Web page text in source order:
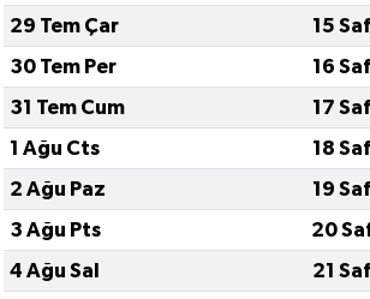
29 Tem Çar
15
30 Tem Per
16
31 Tem Cum
17
1 Ağu Cts
18
2 Ağu Paz
19
3 Ağu Pts
20
4 Ağu Sal
21